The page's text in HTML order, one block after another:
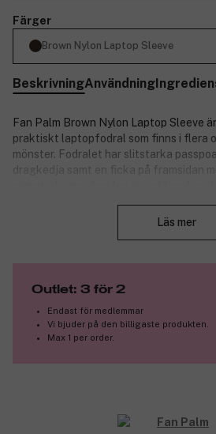
Färger
Brown Nylon Laptop Sleeve
BeskrivningAnvändning
Fan Palm Brown Nylon Laptop Sleeve
praktiskt laptopfodral som finns i flera
mönster. Fodralet har slitstarka
dragkedja samt en ficka på framsidan
väska som helst – eller bäras för hand.
3305968
Läs mer
Outlet: 3 för 2
Endast för medlemmar
Vi bjuder på den billigaste produkten.
Max 1 per order.